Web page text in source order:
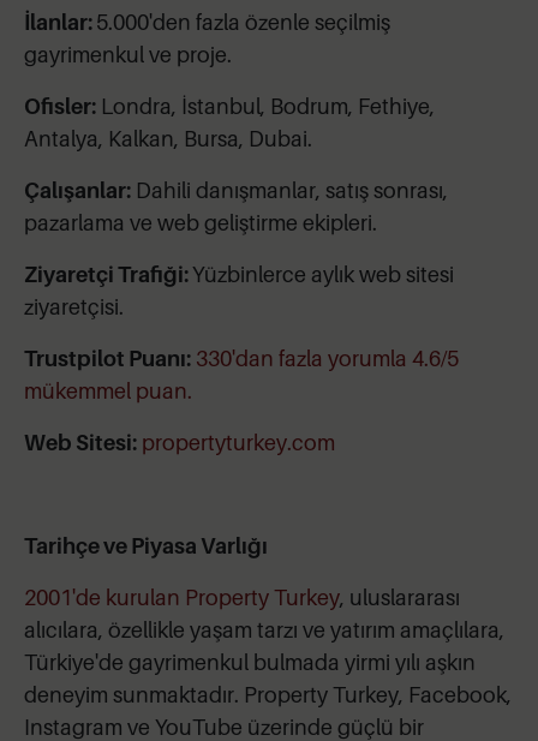
İlanlar:5.000'den fazla özenle seçilmiş
gayrimenkul ve proje.
Ofisler: Londra, İstanbul, Bodrum, Fethiye,
Antalya, Kalkan, Bursa, Dubai.
Çalışanlar: Dahili danışmanlar, satış sonrası,
pazarlama ve web geliştirme ekipleri.
Ziyaretçi Trafiği:Yüzbinlerce aylık web sitesi
ziyaretçisi.
Trustpilot Puanı: 330'dan fazla yorumla 4.6/5
mükemmel puan.
Web Sitesi: propertyturkey.com
Tarihçe ve Piyasa Varlığı
2001'de kurulan Property Turkey, uluslararası
alıcılara, özellikle yaşam tarzı ve yatırım amaçlılara,
Türkiye'de gayrimenkul bulmada yirmi yılı aşkın
deneyim sunmaktadır. Property Turkey, Facebook,
Instagram ve YouTube üzerinde güçlü bir